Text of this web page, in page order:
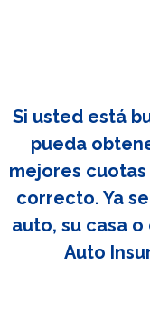
Si usted está
pueda
mejores
correcto. Ya
auto, su casa
Auto